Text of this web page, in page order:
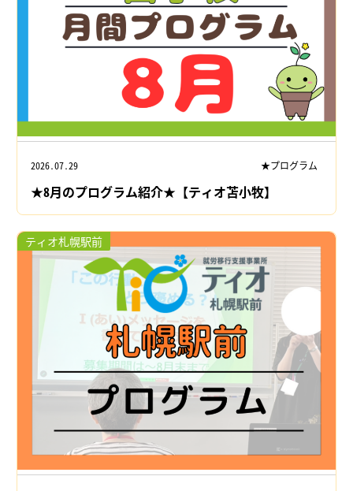
2026.07.29 ★プログラム
★8月のプログラム紹介★【ティオ苫小牧】
ティオ札幌駅前